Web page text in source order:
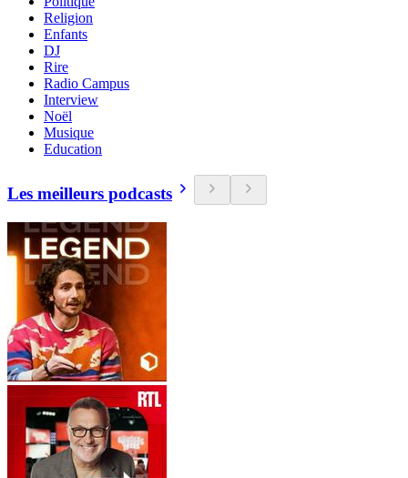
Religion
Enfants
DJ
Rire
Radio Campus
Interview
Noël
Musique
Education
Les meilleurs podcasts